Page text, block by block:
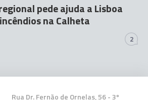
pede ajuda a Lisboa
na Calheta
2
Rua Dr. Fernão de Ornelas, 56 - 3º